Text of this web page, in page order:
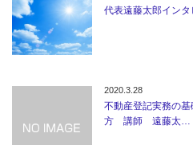
代表遠藤太郎インタ
2020.3.28
不動産登記実務の
方 講師 遠藤太…